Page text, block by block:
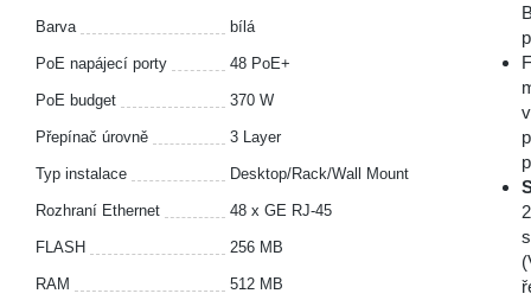
Barva bílá
PoE napájecí porty 48 PoE+
PoE budget 370 W
Přepínač úrovně 3 Layer
Typ instalace Desktop/Rack/Wall Mount
Rozhraní Ethernet 48 x GE RJ-45
FLASH 256 MB
RAM 512 MB